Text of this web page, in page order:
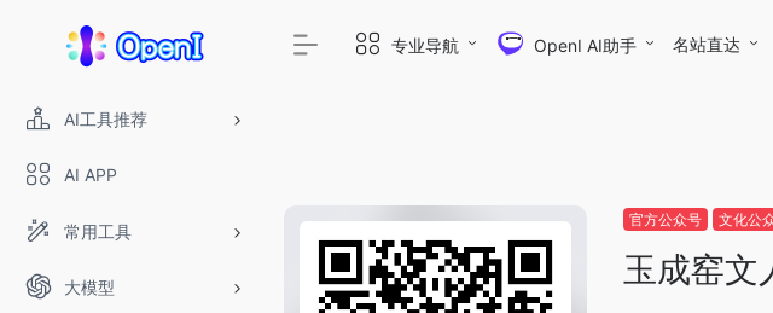
AI工具推荐
AI APP
常用工具
大模型
专业导航 OpenI AI助手 名站直达
官方公众号 文化公
玉成窑文